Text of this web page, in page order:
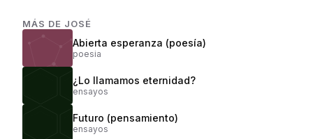
MÁS DE JOSÉ
Abierta esperanza (poesía)
poesia
¿Lo llamamos eternidad?
ensayos
Futuro (pensamiento)
ensayos